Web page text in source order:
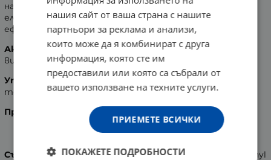
напуканите крака и ръце. Придава й мекота и
еластичност. Притежава противовъзпалителен
ефект.
Активни съставки: маслен екстракт от прополис,
витамини А и Е, пчелен восък, пчелен мед.
Употреба : Нанася се на засегнатите участъци
толкова пъти, колкото е необходимо.
Производител:
Боди-Бюти ЕООД, България.
Състав : Petrolatum, Cera Alba, Bht, Lanolin, Propolis, Retinyl
нашия сайт от ваша страна с нашите
партньори за реклама и анализи,
които може да я комбинират с друга
информация, която сте им
предоставили или която са събрали от
вашето използване на техните услуги.
ПРИЕМЕТЕ ВСИЧКИ
ПОКАЖЕТЕ ПОДРОБНОСТИ